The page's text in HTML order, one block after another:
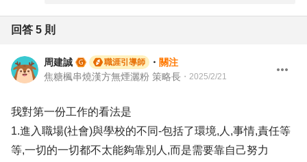
回答 5 則
周建誠 職涯引導師 ・ 關注
焦糖楓串燒漢方無煙灑粉 策略長 ・ 2025/2/21
我對第一份工作的看法是
1.進入職場(社會)與學校的不同-包括了環境,人,事情,責任等
等,一切的一切都不太能夠靠別人,而是需要靠自己努力